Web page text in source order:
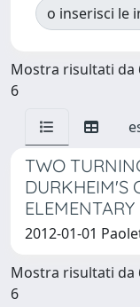
o inserisci le
Mostra risultati da
6
TWO
DURKHEIM'S
2012-01-01
Mostra risultati da
6